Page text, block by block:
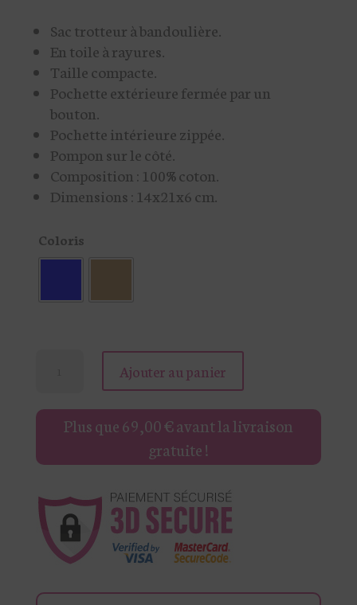
Sac trotteur à bandoulière.
En toile à rayures.
Taille compacte.
Pochette extérieure fermée par un
bouton.
Pochette intérieure zippée.
Pompon sur le côté.
Composition : 100% coton.
Dimensions : 14x21x6 cm.
Coloris
SAC
TROTTEUR
RAYÉ
Ajouter au panier
Plus que69,00€avant la livraison
gratuite !